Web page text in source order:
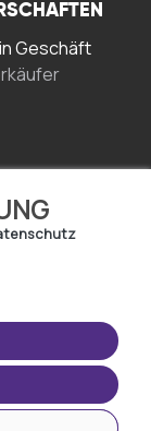
Geschäft
DIE APP